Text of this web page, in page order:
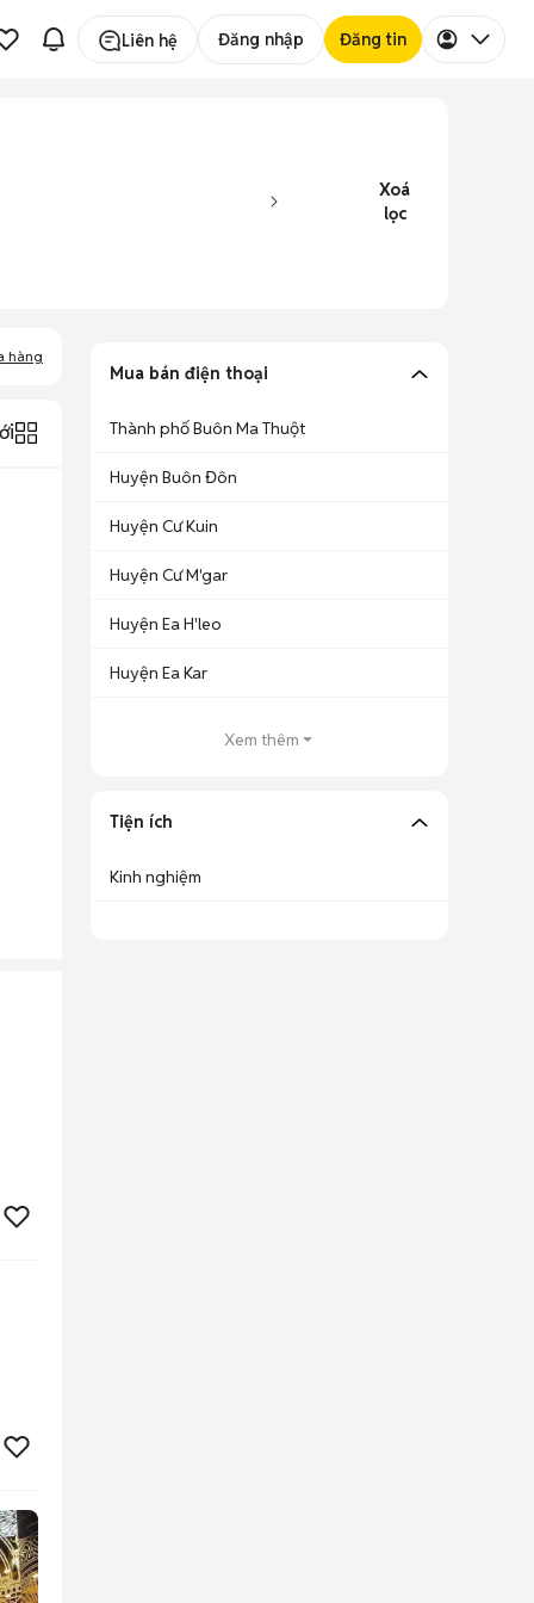
Liên hệ Đăng nhập Đăng tin
Xoá
lọc
hàng
Mua bán điện thoại
Thành phố Buôn Ma Thuột
Huyện Buôn Đôn
Huyện Cư Kuin
Huyện Cư M'gar
Huyện Ea H'leo
Huyện Ea Kar
Xem thêm
Tiện ích
Kinh nghiệm